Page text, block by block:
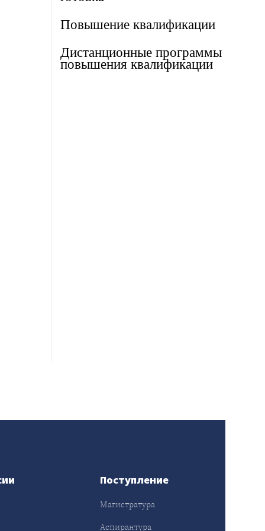
Повышение квалификации
Дистанционные программы
повышения квалификации
Поступление
Магистратура
Аспирантура